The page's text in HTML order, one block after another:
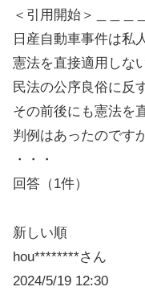
＜引用開始＞＿＿＿
日産自動車事件は私
憲法を直接適用しな
民法の公序良俗に反
その前後にも憲法を
判例はあったのです
・・・
回答（1件）
新しい順
hou********さん
2024/5/19 12:30